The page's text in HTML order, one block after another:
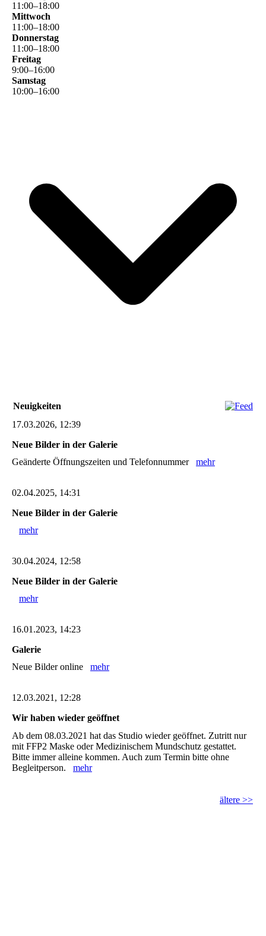
11 :00–18:00
Mittwoch
11 :00–18:00
Donnerstag
11 :00–18:00
Freitag
9:00–16:00
Samstag
10:00–16:00
Neuigkeiten
17.03.2026, 12:39
Neue Bilder in der Galerie
Geänderte Öffnungszeiten und Telefonnummer mehr
02.04.2025, 14:31
Neue Bilder in der Galerie
mehr
30.04.2024, 12:58
Neue Bilder in der Galerie
mehr
16.01.2023, 14:23
Galerie
Neue Bilder online mehr
12.03.2021, 12:28
Wir haben wieder geöffnet
Ab dem 08.03.2021 hat das Studio wieder geöffnet. Zutritt nur
mit FFP2 Maske oder Medizinischem Mundschutz gestattet.
Bitte immer alleine kommen. Auch zum Termin bitte ohne
Begleitperson. mehr
ältere >>